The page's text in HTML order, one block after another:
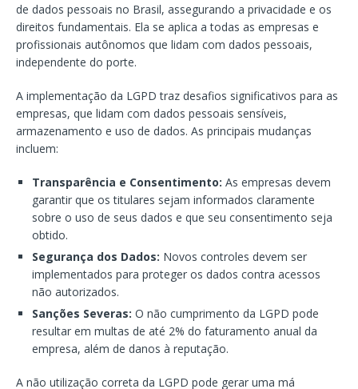
de dados pessoais no Brasil, assegurando a privacidade e os
direitos fundamentais. Ela se aplica a todas as empresas e
profissionais autônomos que lidam com dados pessoais,
independente do porte.
A implementação da LGPD traz desafios significativos para as
empresas, que lidam com dados pessoais sensíveis,
armazenamento e uso de dados. As principais mudanças
incluem:
Transparência e Consentimento: As empresas devem
garantir que os titulares sejam informados claramente
sobre o uso de seus dados e que seu consentimento seja
obtido.
Segurança dos Dados: Novos controles devem ser
implementados para proteger os dados contra acessos
não autorizados.
Sanções Severas: O não cumprimento da LGPD pode
resultar em multas de até 2% do faturamento anual da
empresa, além de danos à reputação.
A não utilização correta da LGPD pode gerar uma má